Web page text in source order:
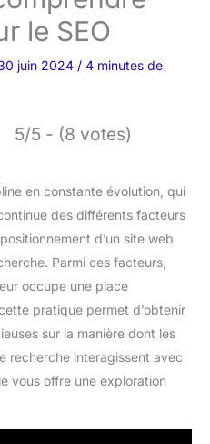
le SEO
juin 2024 / 4 minutes de
5/5 - (8 votes)
en constante évolution, qui
des différents facteurs
d’un site web
Parmi ces facteurs,
occupe une place
pratique permet d’obtenir
sur la manière dont les
recherche interagissent avec
vous offre une exploration